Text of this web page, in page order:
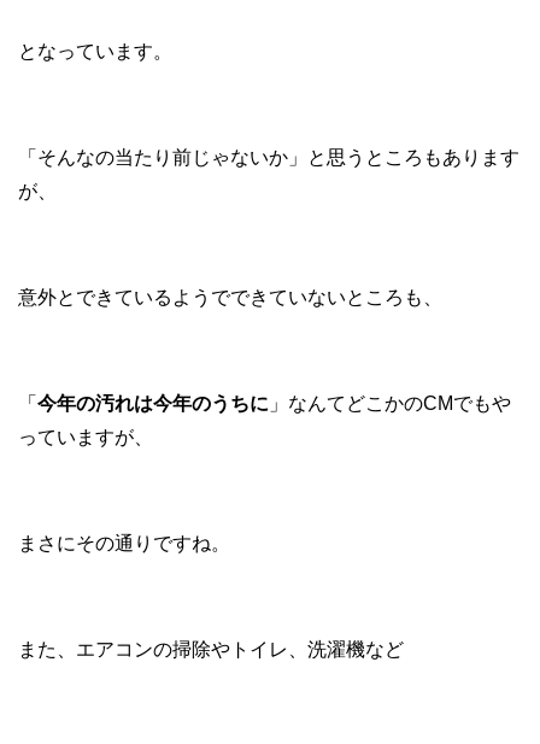
となっています。
「そんなの当たり前じゃないか」と思うところもあります
が、
意外とできているようでできていないところも、
「 今年の汚れは今年のうちに 」なんてどこかのCMでもや
っていますが、
まさにその通りですね。
また、エアコンの掃除やトイレ、洗濯機など